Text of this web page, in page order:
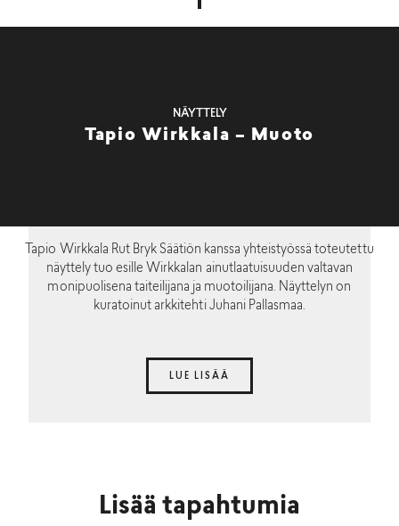
NÄYTTELY
Tapio Wirkkala – Muoto
Tapio Wirkkala Rut Bryk Säätiön kanssa yhteistyössä toteutettu
näyttely tuo esille Wirkkalan ainutlaatuisuuden valtavan
monipuolisena taiteilijana ja muotoilijana. Näyttelyn on
kuratoinut arkkitehti Juhani Pallasmaa.
LUE LISÄÄ
Lisää tapahtumia